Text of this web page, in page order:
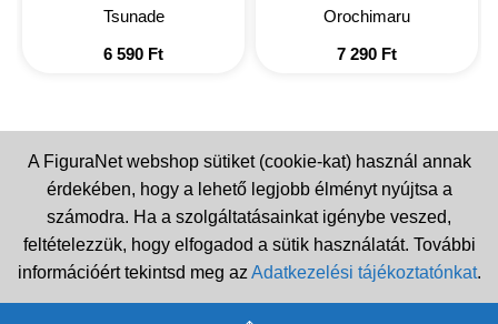
Tsunade
6 590 Ft
Orochimaru
7 290 Ft
A FiguraNet webshop sütiket (cookie-kat) használ annak
érdekében, hogy a lehető legjobb élményt nyújtsa a
számodra. Ha a szolgáltatásainkat igénybe veszed,
feltételezzük, hogy elfogadod a sütik használatát. További
információért tekintsd meg az Adatkezelési tájékoztatónkat.